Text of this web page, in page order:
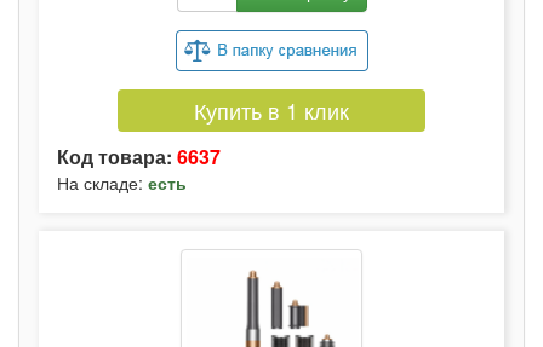
Купить в 1 клик
Код товара: 6637
На складе: есть